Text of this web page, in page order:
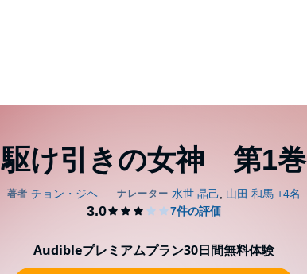
駆け引きの女神 第1巻
Audibleプレミアムプラン30日間無料体験